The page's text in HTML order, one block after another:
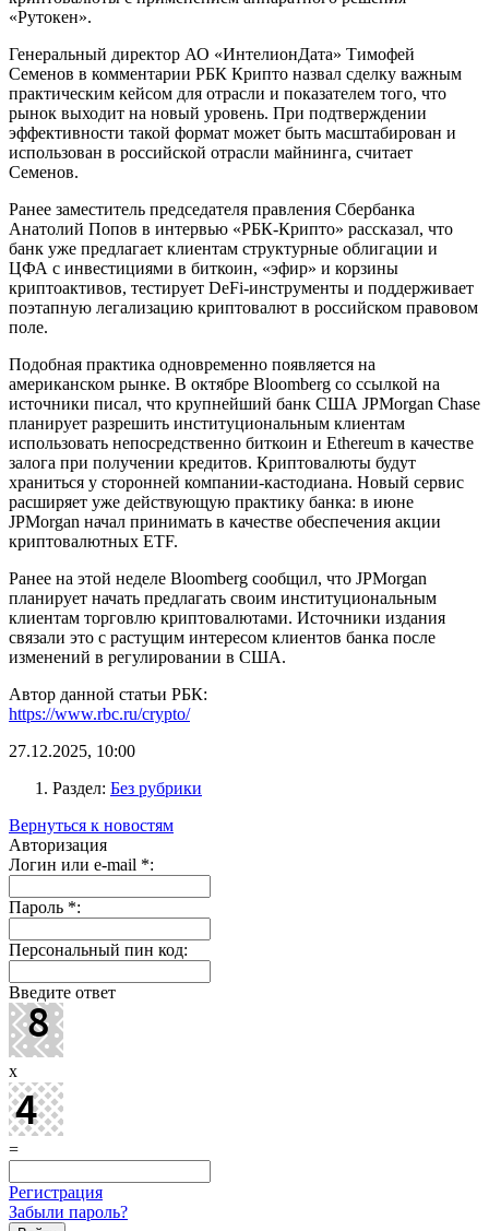
«Рутокен».
Генеральный директор АО «ИнтелионДата» Тимофей
Семенов в комментарии РБК Крипто назвал сделку важным
практическим кейсом для отрасли и показателем того, что
рынок выходит на новый уровень. При подтверждении
эффективности такой формат может быть масштабирован и
использован в российской отрасли майнинга, считает
Семенов.
Ранее заместитель председателя правления Сбербанка
Анатолий Попов в интервью «РБК-Крипто» рассказал, что
банк уже предлагает клиентам структурные облигации и
ЦФА с инвестициями в биткоин, «эфир» и корзины
криптоактивов, тестирует DeFi-инструменты и поддерживает
поэтапную легализацию криптовалют в российском правовом
поле.
Подобная практика одновременно появляется на
американском рынке. В октябре Bloomberg со ссылкой на
источники писал, что крупнейший банк США JPMorgan Chase
планирует разрешить институциональным клиентам
использовать непосредственно биткоин и Ethereum в качестве
залога при получении кредитов. Криптовалюты будут
храниться у сторонней компании-кастодиана. Новый сервис
расширяет уже действующую практику банка: в июне
JPMorgan начал принимать в качестве обеспечения акции
криптовалютных ETF.
Ранее на этой неделе Bloomberg сообщил, что JPMorgan
планирует начать предлагать своим институциональным
клиентам торговлю криптовалютами. Источники издания
связали это с растущим интересом клиентов банка после
изменений в регулировании в США.
Автор данной статьи РБК:
https://www.rbc.ru/crypto/
27.12.2025, 10:00
Раздел: Без рубрики
Вернуться к новостям
Авторизация
Логин или e-mail *:
Пароль *:
Персональный пин код:
Введите ответ
x
=
Регистрация
Забыли пароль?